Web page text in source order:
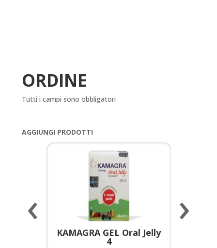
ORDINE
Tutti i campi sono obbligatori
AGGIUNGI PRODOTTI
KAMAGRA GEL Oral Jelly
4
‹ ›